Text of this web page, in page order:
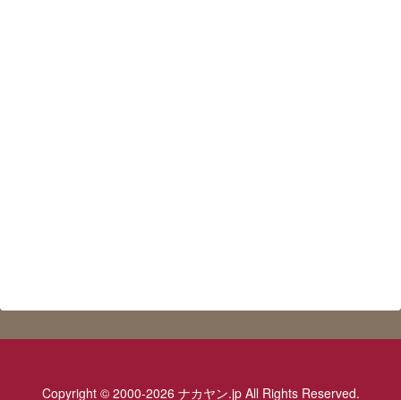
Copyright © 2000-2026 ナカヤン.jp All Rights Reserved.